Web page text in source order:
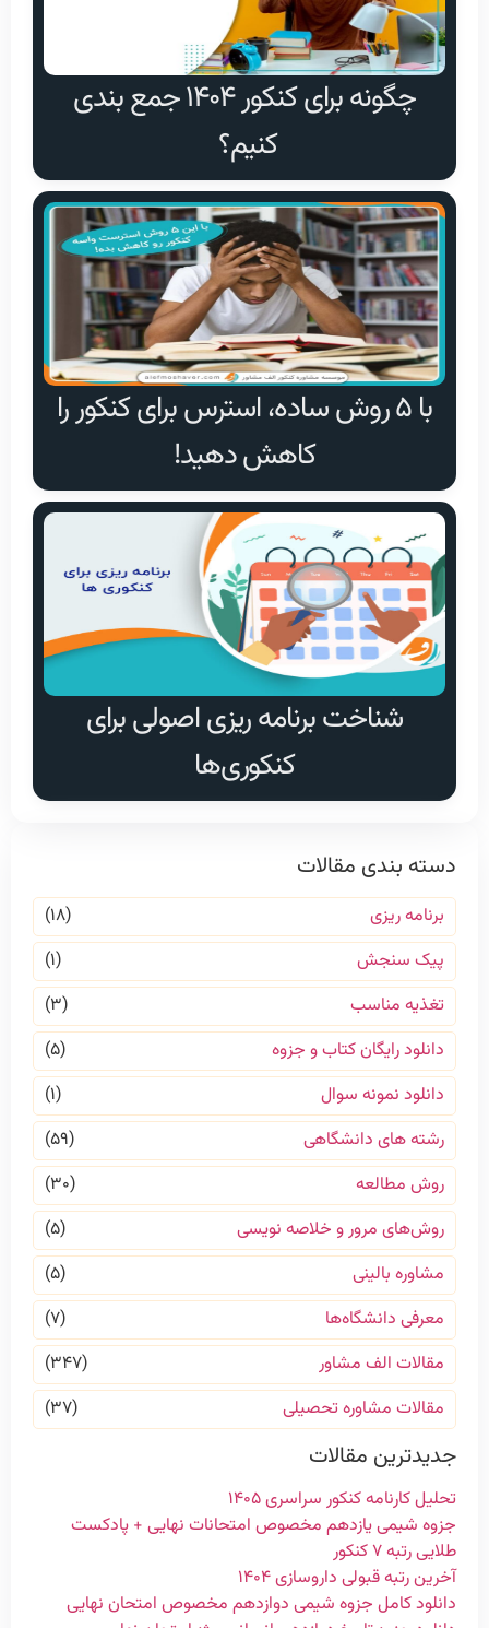
چگونه برای کنکور ۱۴۰۴ جمع بندی
کنیم؟
با ۵ روش ساده، استرس برای کنکور را
کاهش دهید!
شناخت برنامه ریزی اصولی برای
کنکوری‌ها
دسته بندی مقالات
برنامه ریزی
(۱۸)
پیک سنجش
(۱)
تغذیه مناسب
(۳)
دانلود رایگان کتاب و جزوه
(۵)
دانلود نمونه سوال
(۱)
رشته های دانشگاهی
(۵۹)
روش مطالعه
(۳۰)
روش‌های مرور و خلاصه نویسی
(۵)
مشاوره بالینی
(۵)
معرفی دانشگاه‌ها
(۷)
مقالات الف مشاور
(۳۴۷)
مقالات مشاوره تحصیلی
(۳۷)
جدیدترین مقالات
تحلیل کارنامه کنکور سراسری ۱۴۰۵
جزوه شیمی یازدهم مخصوص امتحانات نهایی + پادکست
طلایی رتبه ۷ کنکور
آخرین رتبه قبولی داروسازی ۱۴۰۴
دانلود کامل جزوه شیمی دوازدهم مخصوص امتحان نهایی